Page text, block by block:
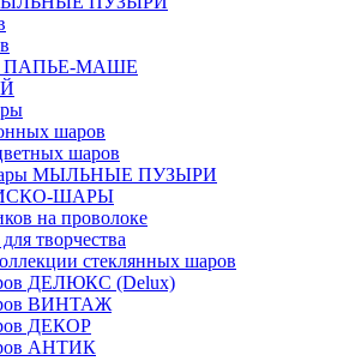
ПАПЬЕ-МАШЕ
шаров
шаров
МЫЛЬНЫЕ ПУЗЫРИ
ШАРЫ
на проволоке
творчества
стеклянных шаров
ДЕЛЮКС (Delux)
ВИНТАЖ
ДЕКОР
АНТИК